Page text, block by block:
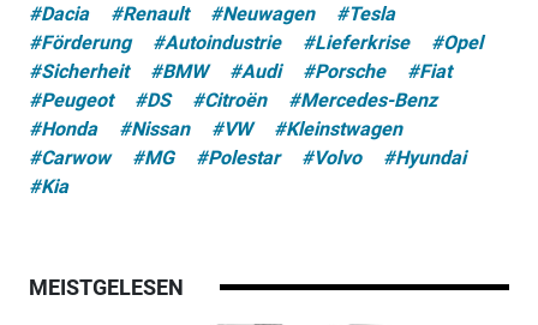
#Dacia
#Renault #Neuwagen
#Tesla
#Förderung
#Autoindustrie #Lieferkrise
#Opel
#Sicherheit
#BMW #Audi #Porsche
#Fiat
#Peugeot
#DS #Citroën
#Mercedes-Benz
#Honda
#Nissan #VW
#Kleinstwagen
#Carwow
#MG #Polestar #Volvo
#Hyundai
#Kia
MEISTGELESEN